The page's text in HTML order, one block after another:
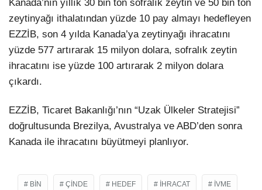
Kanada’nın yıllık 30 bin ton sofralık zeytin ve 50 bin ton
zeytinyağı ithalatından yüzde 10 pay almayı hedefleyen
EZZİB, son 4 yılda Kanada’ya zeytinyağı ihracatını
yüzde 577 artırarak 15 milyon dolara, sofralık zeytin
ihracatını ise yüzde 100 artırarak 2 milyon dolara
çıkardı.
EZZİB, Ticaret Bakanlığı’nın “Uzak Ülkeler Stratejisi”
doğrultusunda Brezilya, Avustralya ve ABD’den sonra
Kanada ile ihracatını büyütmeyi planlıyor.
BIN ÇINDE HEDEF IHRACAT IVME